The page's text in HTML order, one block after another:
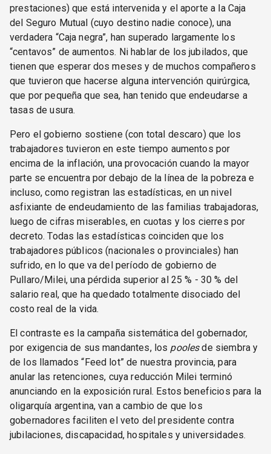
prestaciones) que está intervenida y el aporte a la Caja
del Seguro Mutual (cuyo destino nadie conoce), una
verdadera “Caja negra”, han superado largamente los
“centavos” de aumentos. Ni hablar de los jubilados, que
tienen que esperar dos meses y de muchos compañeros
que tuvieron que hacerse alguna intervención quirúrgica,
que por pequeña que sea, han tenido que endeudarse a
tasas de usura.
Pero el gobierno sostiene (con total descaro) que los
trabajadores tuvieron en este tiempo aumentos por
encima de la inflación, una provocación cuando la mayor
parte se encuentra por debajo de la línea de la pobreza e
incluso, como registran las estadísticas, en un nivel
asfixiante de endeudamiento de las familias trabajadoras,
luego de cifras miserables, en cuotas y los cierres por
decreto. Todas las estadísticas coinciden que los
trabajadores públicos (nacionales o provinciales) han
sufrido, en lo que va del período de gobierno de
Pullaro/Milei, una pérdida superior al 25 % - 30 % del
salario real, que ha quedado totalmente disociado del
costo real de la vida.
El contraste es la campaña sistemática del gobernador,
por exigencia de sus mandantes, los poolesde siembra y
de los llamados “Feed lot” de nuestra provincia, para
anular las retenciones, cuya reducción Milei terminó
anunciando en la exposición rural. Estos beneficios para la
oligarquía argentina, van a cambio de que los
gobernadores faciliten el veto del presidente contra
jubilaciones, discapacidad, hospitales y universidades.